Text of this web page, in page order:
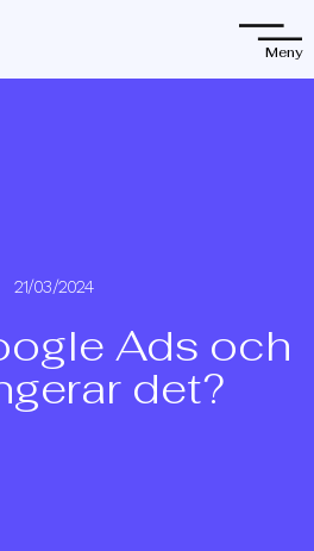
Meny
21/03/2024
Ads och
det?